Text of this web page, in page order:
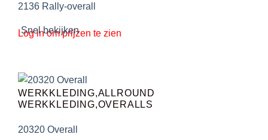
Snel bekijken
2136 Rally-overall
Log in om prijzen te zien
WERKKLEDING,ALLROUND
WERKKLEDING,OVERALLS
20320 Overall